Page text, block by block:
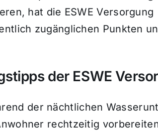
hat die ESWE Versorgung
zugänglichen Punkten
der ESWE
der nächtlichen
rechtzeitig